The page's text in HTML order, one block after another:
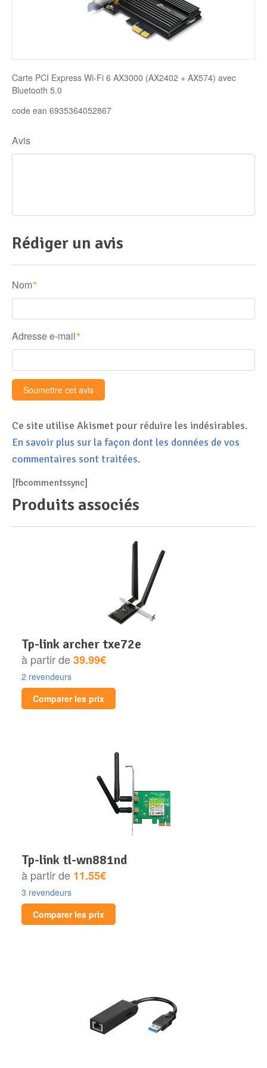
Carte PCI Express Wi-Fi 6 AX3000 (AX2402 + AX574) avec
Bluetooth 5.0
code ean 6935364052867
Avis
Rédiger un avis
Nom *
Adresse e-mail *
Ce site utilise Akismet pour réduire les indésirables.
En savoir plus sur la façon dont les données de vos
commentaires sont traitées.
[fbcommentssync]
Produits associés
tp-link archer txe72e
à partir de39.99€
2 revendeurs
Comparer les prix
tp-link tl-wn881nd
à partir de 11.55€
3 revendeurs
Comparer les prix